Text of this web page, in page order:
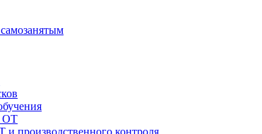
ОТ
производственного контроля